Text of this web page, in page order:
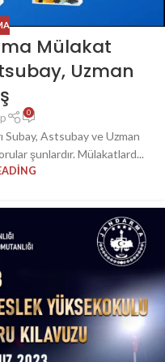
Mülakat
Uzman
0
Subay, Astsubay ve Uzman
şunlardır. Mülakatlard...